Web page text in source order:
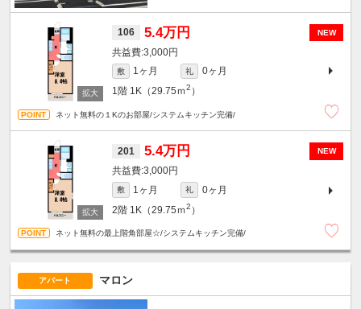
NEW
106 5.4万円
3,000円
敷 1ヶ月 礼
0ヶ月
1階 1K（29.75ｍ2 ）
ネット無料の１Kのお部屋/システムキッチン完備/
NEW
201 5.4万円
3,000円
敷 1ヶ月 礼
0ヶ月
2階 1K（29.75ｍ2 ）
ネット無料の最上階角部屋☆/システムキッチン完備/
アパート マロン